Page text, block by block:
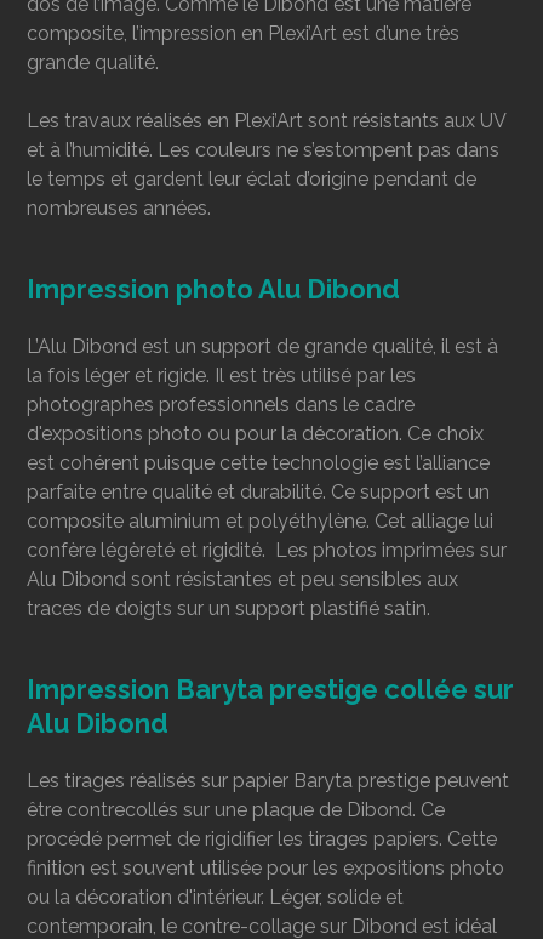
composite, l’impression en Plexi’Art est d’une très
grande qualité.
Les travaux réalisés en Plexi’Art sont résistants aux UV
et à l’humidité. Les couleurs ne s’estompent pas dans
le temps et gardent leur éclat d’origine pendant de
nombreuses années.
Impression photo Alu Dibond
L’Alu Dibond est un support de grande qualité, il est à
la fois léger et rigide. Il est très utilisé par les
photographes professionnels dans le cadre
d'expositions photo ou pour la décoration. Ce choix
est cohérent puisque cette technologie est l’alliance
parfaite entre qualité et durabilité. Ce support est un
composite aluminium et polyéthylène. Cet alliage lui
confère légèreté et rigidité. Les photos imprimées sur
Alu Dibond sont résistantes et peu sensibles aux
traces de doigts sur un support plastifié satin.
Impression Baryta prestige collée sur
Alu Dibond
Les tirages réalisés sur papier Baryta prestige peuvent
être contrecollés sur une plaque de Dibond. Ce
procédé permet de rigidifier les tirages papiers. Cette
finition est souvent utilisée pour les expositions photo
ou la décoration d'intérieur. Léger, solide et
contemporain, le contre-collage sur Dibond est idéal